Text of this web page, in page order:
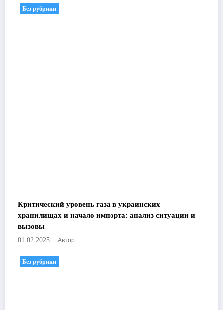
Без рубрики
Критический уровень газа в украинских
хранилищах и начало импорта: анализ ситуации и
вызовы
01.02.2025 Автор
Без рубрики